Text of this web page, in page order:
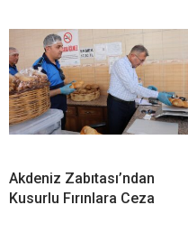
Akdeniz Zabıtası’ndan
Kusurlu Fırınlara Ceza